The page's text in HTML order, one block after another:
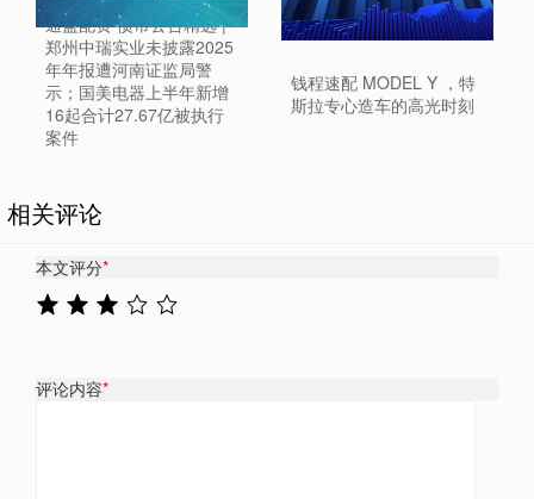
通盈配资 债市公告精选 |
郑州中瑞实业未披露2025
年年报遭河南证监局警
示；国美电器上半年新增
16起合计27.67亿被执行
案件
钱程速配 MODEL Y ，特
斯拉专心造车的高光时刻
相关评论
本文评分*
评论内容*